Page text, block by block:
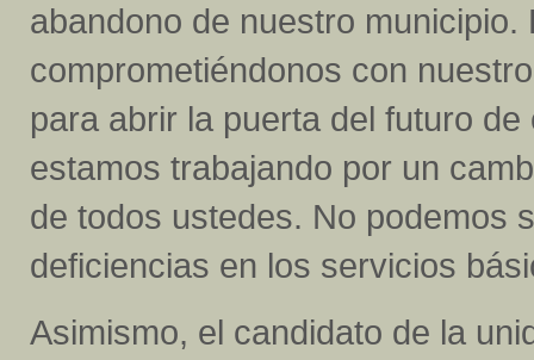
abandono de nuestro
comprometiéndonos con
para abrir la puerta del futuro
estamos trabajando por un
de todos ustedes. No podemos
deficiencias en los servicios
Asimismo, el candidato de la